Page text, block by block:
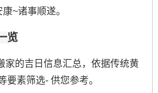
~诸事顺遂。
览
家的吉日信息汇总，依据传统黄
要素筛选- 供您参考。